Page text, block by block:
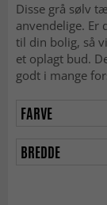
Disse grå sølv
anvendelige.
til din bolig, så
et oplagt bud.
godt i mange
FARVE
BREDDE